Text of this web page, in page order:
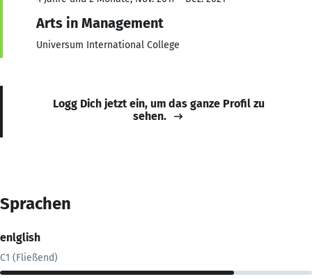
Arts in Management
Universum International College
Logg Dich jetzt ein, um das ganze Profil zu
sehen.
Sprachen
enlglish
C1 (Fließend)